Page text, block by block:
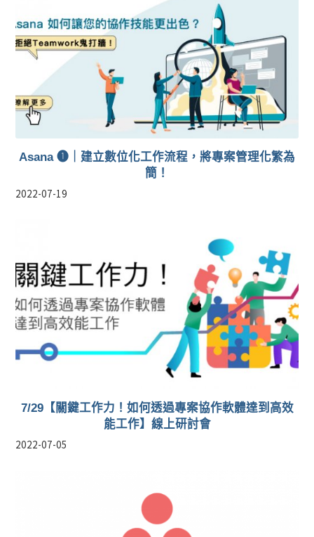
Asana ❶｜建立數位化工作流程，將專案管理化繁為
簡！
2022-07-19
7/29【關鍵工作力！如何透過專案協作軟體達到高效
能工作】線上研討會
2022-07-05